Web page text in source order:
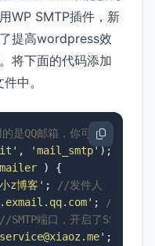
WP SMTP插件，新
提高wordpress效
将下面的代码添加
中。
QQ邮箱，你可以参照你使
, 'mail_smtp'
)
z博客' ;
//发件人
;
//修改为
//SMTP端口，开启了SSL加密
;